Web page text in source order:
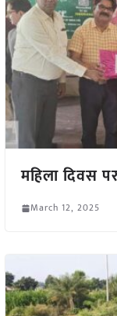
महिला दिवस
March 12, 2025